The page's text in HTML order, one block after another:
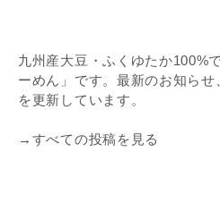
九州産大豆・ふくゆたか100%
ーめん」です。最新のお知ら
を更新しています。
→すべての投稿を見る